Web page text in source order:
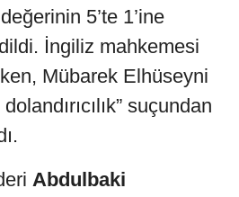
5’te 1’ine
İngiliz mahkemesi
Mübarek Elhüseyni
suçundan
Abdulbaki